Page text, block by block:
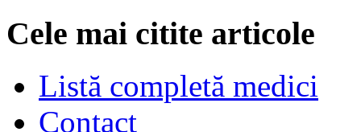
Cele mai citite articole
Listă completă medici
Contact